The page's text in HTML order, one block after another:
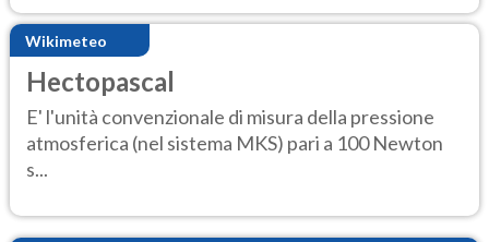
Wikimeteo
Hectopascal
E' l'unità convenzionale di misura della pressione
atmosferica (nel sistema MKS) pari a 100 Newton
s...